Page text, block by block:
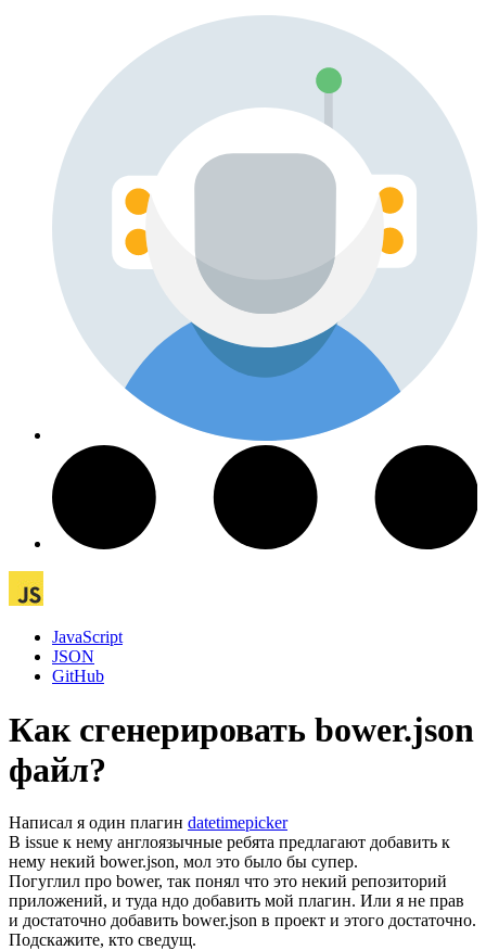
JavaScript
JSON
GitHub
Как сгенерировать bower.json
файл?
Написал я один плагин datetimepicker
В issue к нему англоязычные ребята предлагают добавить к
нему некий bower.json, мол это было бы супер.
Погуглил про bower, так понял что это некий репозиторий
приложений, и туда ндо добавить мой плагин. Или я не прав
и достаточно добавить bower.json в проект и этого достаточно.
Подскажите, кто сведущ.